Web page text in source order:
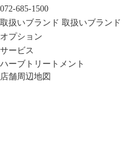
072-685-1500
取扱いブランド 取扱いブランド
オプション
サービス
ハーブトリートメント
店舗周辺地図